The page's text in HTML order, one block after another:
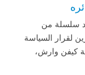
سلسلة من
لقرار السياسة
كيفن وارش،